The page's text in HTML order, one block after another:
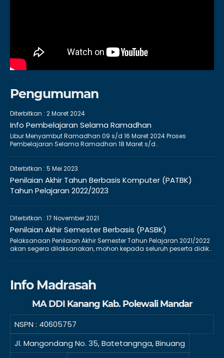
Pengumuman
Diterbitkan : 2 Maret 2024
Info Pembelajaran Selama Ramadhan
Libur Menyambut Ramadhan 09 s/d 16 Maret 2024 Proses
Pembelajaran Selama Ramadhan 18 Maret s/d..
Diterbitkan : 5 Mei 2023
Penilaian Akhir Tahun Berbasis Komputer (PATBK)
Tahun Pelajaran 2022/2023
Diterbitkan : 17 November 2021
Penilaian Akhir Semester Berbasis (PASBK)
Pelaksanaan Penilaian Akhir Semester Tahun Pelajaran 2021/2022
akan segera dilaksanakan, mohon kepada seluruh peserta didik..
Info Madrasah
MA DDI Kanang Kab. Polewali Mandar
NSPN : 40605757
Jl. Mangondang No. 35, Batetangnga, Binuang